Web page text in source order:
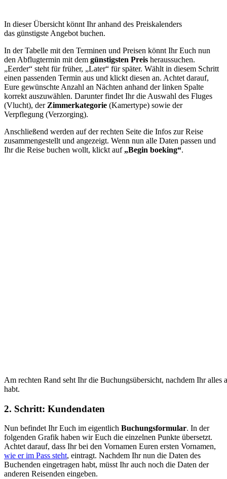
In dieser Übersicht könnt Ihr anhand des Preiskalenders
das günstigste Angebot buchen.
In der Tabelle mit den Terminen und Preisen könnt Ihr Euch nun
den Abflugtermin mit dem günstigsten Preis heraussuchen.
„Eerder“ steht für früher, „Later“ für später. Wählt in diesem Schritt
einen passenden Termin aus und klickt diesen an. Achtet darauf,
Eure gewünschte Anzahl an Nächten anhand der linken Spalte
korrekt auszuwählen. Darunter findet Ihr die Auswahl des Fluges
(Vlucht), der Zimmerkategorie (Kamertype) sowie der
Verpflegung (Verzorging).
Anschließend werden auf der rechten Seite die Infos zur Reise
zusammengestellt und angezeigt. Wenn nun alle Daten passen und
Ihr die Reise buchen wollt, klickt auf „Begin boeking“.
Am rechten Rand seht Ihr die Buchungsübersicht, nachdem Ihr alles
habt.
2. Schritt: Kundendaten
Nun befindet Ihr Euch im eigentlich Buchungsformular. In der
folgenden Grafik haben wir Euch die einzelnen Punkte übersetzt.
Achtet darauf, dass Ihr bei den Vornamen Euren ersten Vornamen,
wie er im Pass steht, eintragt. Nachdem Ihr nun die Daten des
Buchenden eingetragen habt, müsst Ihr auch noch die Daten der
anderen Reisenden eingeben.